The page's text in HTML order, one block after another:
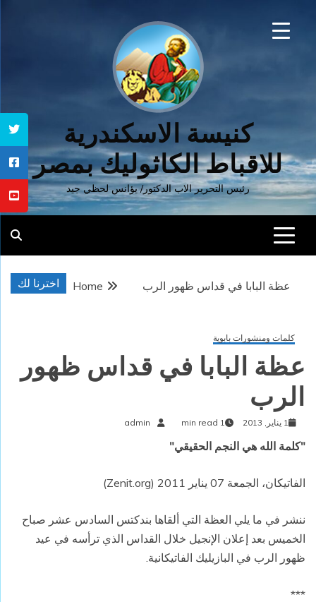
كنيسة الاسكندرية
للاقباط الكاثوليك بمصر
رئيس التحرير الاب الدكتور/ يؤانس لحظي جيد
اخترنا لك Home عظة البابا في قداس ظهور الرب
كلمات ومنشورات بابوية
عظة البابا في قداس ظهور
الرب
1 يناير, 2013 1 min read
admin
"كلمة الله هي النجم الحقيقي"
الفاتيكان، الجمعة 07 يناير 2011 (Zenit.org)
ننشر في ما يلي العظة التي ألقاها بندكتس السادس عشر صباح
الخميس بعد إعلان الإنجيل خلال القداس الذي ترأسه في عيد
ظهور الرب في البازيليك الفاتيكانية.
***